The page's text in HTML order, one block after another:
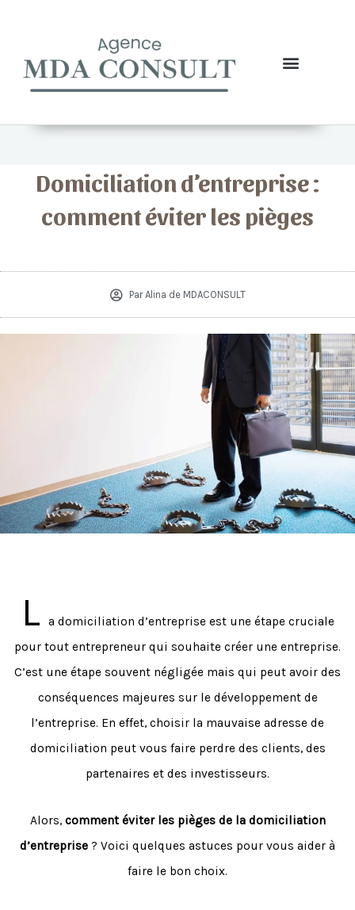
Domiciliation d’entreprise :
comment éviter les pièges
ParAlina de MDACONSULT
L
a domiciliation d’entreprise est une étape cruciale
pour tout entrepreneur qui souhaite créer une entreprise.
C’est une étape souvent négligée mais qui peut avoir des
conséquences majeures sur le développement de
l’entreprise. En effet, choisir la mauvaise adresse de
domiciliation peut vous faire perdre des clients, des
partenaires et des investisseurs.
Alors, comment éviter les pièges de la domiciliation
d’entreprise ? Voici quelques astuces pour vous aider à
faire le bon choix.